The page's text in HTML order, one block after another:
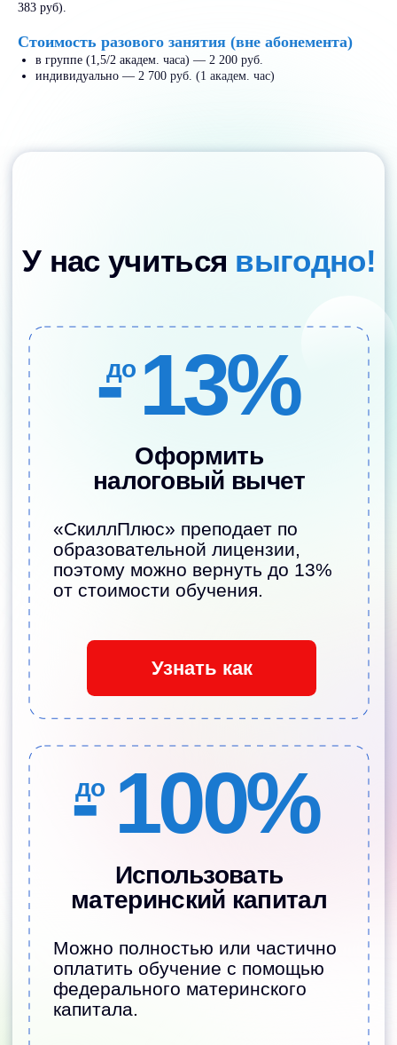
383 руб).
Стоимость разового занятия (вне абонемента)
в группе (1,5/2 академ. часа) — 2 200 руб.
индивидуально — 2 700 руб. (1 академ. час)
Можно полностью или частично
оплатить обучение с помощью
Наши педагоги—
те, кому родители